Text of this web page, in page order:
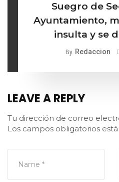
Suegro de
Ayuntamiento,
insulta y se
By Redaccion
LEAVE A REPLY
Tu dirección de correo
Los campos obligatorios